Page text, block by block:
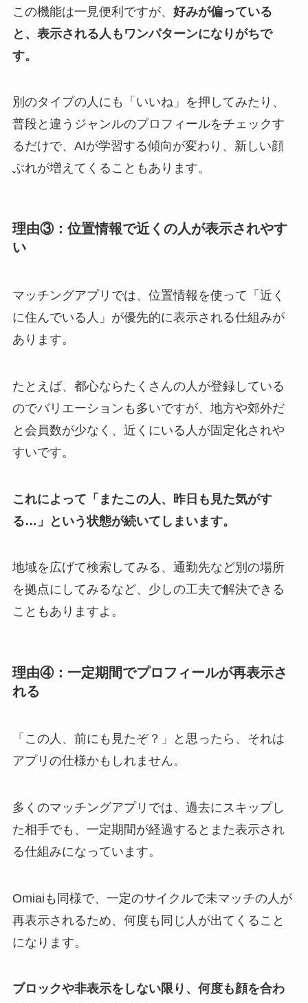
この機能は一見便利ですが、 好みが偏っている
と、表示される人もワンパターンになりがちで
す。
別のタイプの人にも「いいね」を押してみたり、
普段と違うジャンルのプロフィールをチェックす
るだけで、AIが学習する傾向が変わり、新しい顔
ぶれが増えてくることもあります。
理由③：位置情報で近くの人が表示されやす
い
マッチングアプリでは、位置情報を使って「近く
に住んでいる人」が優先的に表示される仕組みが
あります。
たとえば、都心ならたくさんの人が登録している
のでバリエーションも多いですが、地方や郊外だ
と会員数が少なく、近くにいる人が固定化されや
すいです。
これによって「またこの人、昨日も見た気がす
る…」という状態が続いてしまいます。
地域を広げて検索してみる、通勤先など別の場所
を拠点にしてみるなど、少しの工夫で解決できる
こともありますよ。
理由④：一定期間でプロフィールが再表示さ
れる
「この人、前にも見たぞ？」と思ったら、それは
アプリの仕様かもしれません。
多くのマッチングアプリでは、過去にスキップし
た相手でも、一定期間が経過するとまた表示され
る仕組みになっています。
Omiaiも同様で、一定のサイクルで未マッチの人が
再表示されるため、何度も同じ人が出てくること
になります。
ブロックや非表示をしない限り、何度も顔を合わ